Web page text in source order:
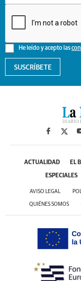
He leído y acepto las
SUSCRÍBETE
ACTUALIDAD EL
ESPECIALES
AVISO LEGAL
QUIÉNES SOMOS